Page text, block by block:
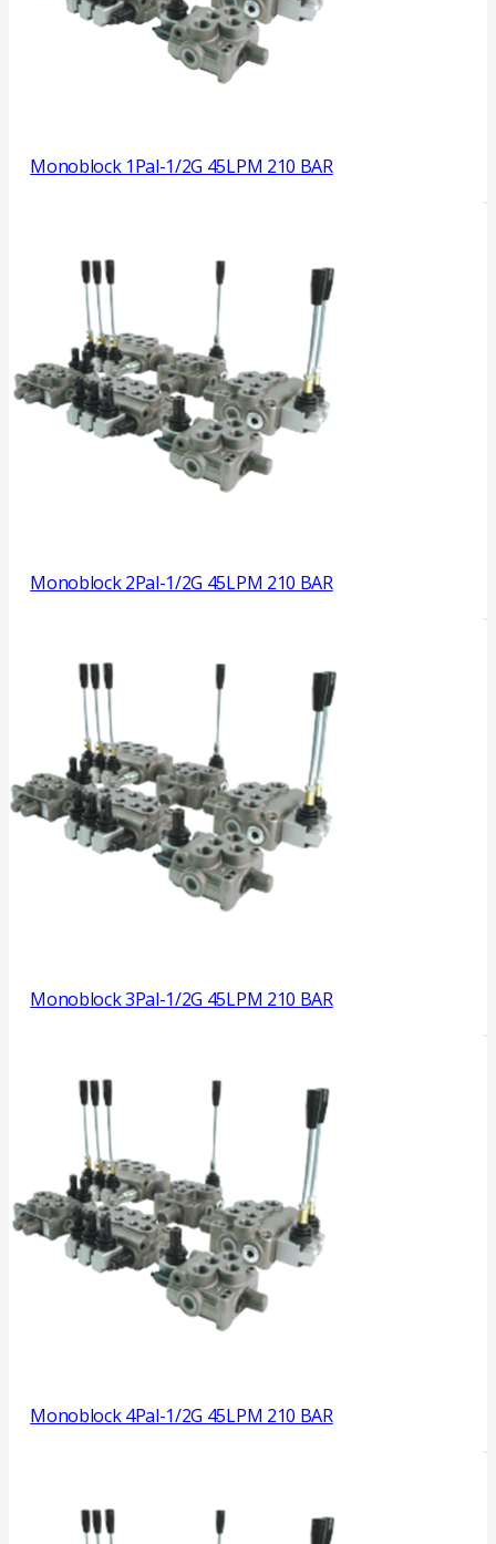
Monoblock 1Pal-1/2G 45LPM 210 BAR
Monoblock 2Pal-1/2G 45LPM 210 BAR
Monoblock 3Pal-1/2G 45LPM 210 BAR
Monoblock 4Pal-1/2G 45LPM 210 BAR